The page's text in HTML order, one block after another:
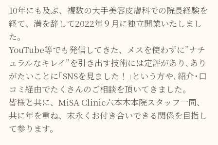
10年にも及ぶ、複数の大手美容皮膚科での院長経験を
経て、満を辞して2022年９月に独立開業いたしまし
た。
YouTube等でも発信してきた、メスを使わずに”ナチ
ュラルなキレイ”を引き出す技術には定評があり､あり
がたいことに｢SNSを見ました！｣という方や､紹介･口
コミ経由でたくさんのご相談を頂いてきました｡
皆様と共に、MiSA Clinic六本木本院スタッフ一同、
共に年を重ね、末永くお付き合いできる関係を目指し
て参ります。